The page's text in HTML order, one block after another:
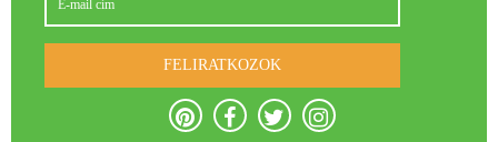
FELIRATKOZOK